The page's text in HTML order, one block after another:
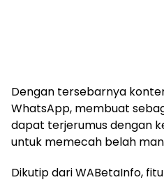
Dengan tersebarnya
WhatsApp, membuat
dapat terjerumus dengan
untuk memecah belah
Dikutip dari WABetaInfo,